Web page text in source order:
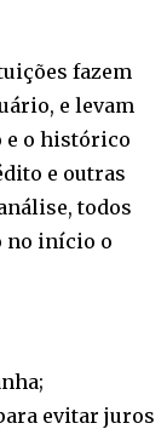
fazem
e levam
e o histórico
e outras
todos
no início o
evitar juros